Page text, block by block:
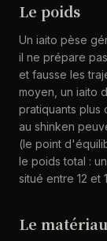
Le poids
Un iaito pèse
il ne prépare
et fausse les
moyen, un iaito
pratiquants plus
au shinken
(le point
le poids total :
situé entre 12 et
Le matériau